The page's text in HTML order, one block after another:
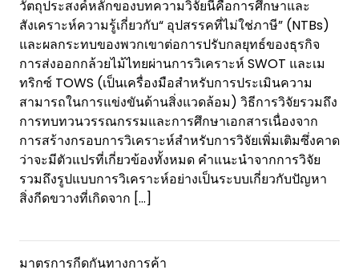
วัตถุประสงค์หลักของบทความวิจัยนี้คือการศึกษาและ
สังเคราะห์ความรู้เกี่ยวกับ“ อุปสรรคที่ไม่ใช่ภาษี” (NTBs)
และผลกระทบของพวกเขาต่อการปรับกลยุทธ์ของธุรกิจ
การส่งออกกล้วยไม้ไทยผ่านการวิเคราะห์ SWOT และเม
ทริกซ์ TOWS (เป็นเครื่องมือสำหรับการประเมินความ
สามารถในการแข่งขันด้านสิ่งแวดล้อม) วิธีการวิจัยรวมถึง
การทบทวนวรรณกรรมและการศึกษาเอกสารเนื่องจาก
การสร้างกรอบการวิเคราะห์สำหรับการวิจัยเพิ่มเติมซึ่งคาด
ว่าจะมีตัวแปรที่เกี่ยวข้องทั้งหมด คำแนะนำจากการวิจัย
รวมถึงรูปแบบการวิเคราะห์อย่างเป็นระบบเกี่ยวกับปัญหา
สิ่งกีดขวางที่เกิดจาก […]
มาตรการกีดกันทางการค้า